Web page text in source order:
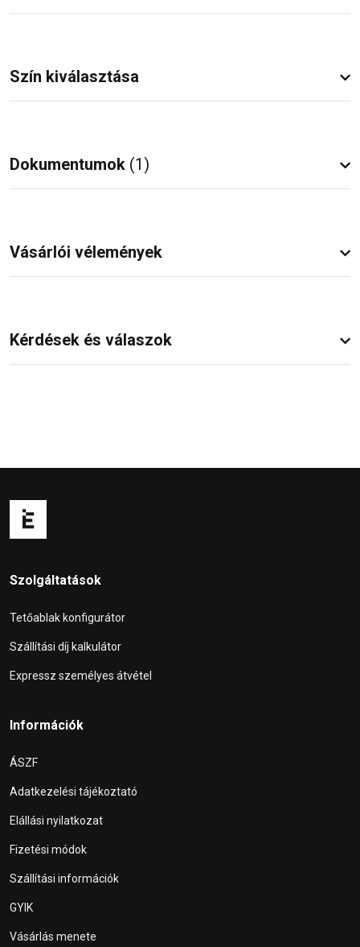
Szín kiválasztása
Dokumentumok (1)
Vásárlói vélemények
Kérdések és válaszok
Szolgáltatások
Tetőablak konfigurátor
Szállítási díj kalkulátor
Expressz személyes átvétel
Információk
ÁSZF
Adatkezelési tájékoztató
Elállási nyilatkozat
Fizetési módok
Szállítási információk
GYIK
Vásárlás menete